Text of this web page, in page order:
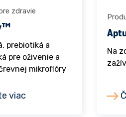
zdravie
prebiotiká a
pre oživenie a
mikroflóry
viac
Na